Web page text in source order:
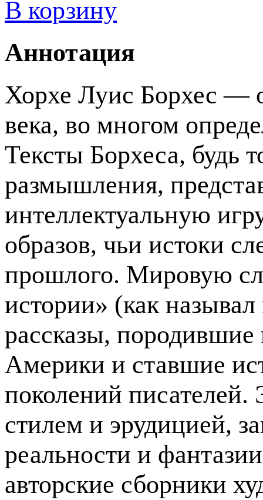
В корзину
Аннотация
Хорхе Луис Борхес —
века, во многом
Тексты Борхеса, будь
размышления,
интеллектуальную
образов, чьи истоки
прошлого. Мировую
истории» (как
рассказы, породившие
Америки и ставшие
поколений
стилем и эрудицией,
реальности и
авторские сборники